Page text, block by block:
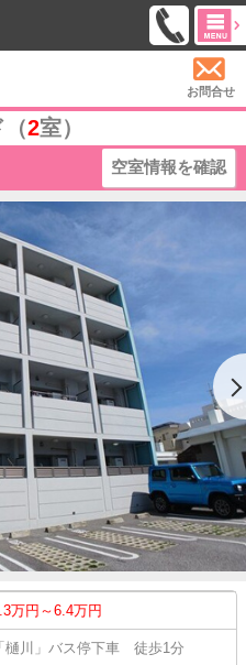
お問合せ
2室）
空室情報を確認
万円～6.4万円
「樋川」バス停下車 徒歩1分